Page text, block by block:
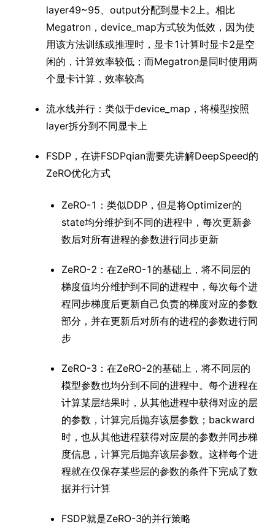
layer49~95、output分配到显卡2上。相比
Megatron，device_map方式较为低效，因为使
用该方法训练或推理时，显卡1计算时显卡2是空
闲的，计算效率较低；而Megatron是同时使用两
个显卡计算，效率较高
流水线并行：类似于device_map，将模型按照
layer拆分到不同显卡上
FSDP，在讲FSDPqian需要先讲解DeepSpeed的
ZeRO优化方式
ZeRO-1：类似DDP，但是将Optimizer的
state均分维护到不同的进程中，每次更新参
数后对所有进程的参数进行同步更新
ZeRO-2：在ZeRO-1的基础上，将不同层的
梯度值均分维护到不同的进程中，每次每个进
程同步梯度后更新自己负责的梯度对应的参数
部分，并在更新后对所有的进程的参数进行同
步
ZeRO-3：在ZeRO-2的基础上，将不同层的
模型参数也均分到不同的进程中。每个进程在
计算某层结果时，从其他进程中获得对应的层
的参数，计算完后抛弃该层参数；backward
时，也从其他进程获得对应层的参数并同步梯
度信息，计算完后抛弃该层参数。这样每个进
程就在仅保存某些层的参数的条件下完成了数
据并行计算
FSDP就是ZeRO-3的并行策略